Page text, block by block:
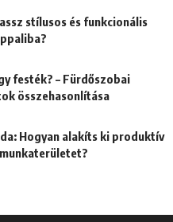
stílusos és funkcionális
festék? – Fürdőszobai
összehasonlítása
Hogyan alakíts ki produktív